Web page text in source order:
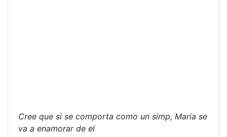
Cree que si se comporta como un simp, Maria se
va a enamorar de el